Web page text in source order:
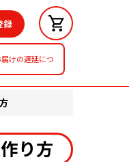
録
けの遅延につ
り方